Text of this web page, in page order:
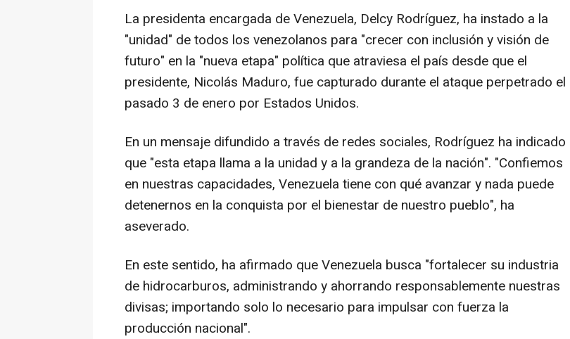
La presidenta encargada de Venezuela, Delcy Rodríguez, ha instado a la
"unidad" de todos los venezolanos para "crecer con inclusión y visión de
futuro" en la "nueva etapa" política que atraviesa el país desde que el
presidente, Nicolás Maduro, fue capturado durante el ataque perpetrado el
pasado 3 de enero por Estados Unidos.
En un mensaje difundido a través de redes sociales, Rodríguez ha indicado
que "esta etapa llama a la unidad y a la grandeza de la nación". "Confiemos
en nuestras capacidades, Venezuela tiene con qué avanzar y nada puede
detenernos en la conquista por el bienestar de nuestro pueblo", ha
aseverado.
En este sentido, ha afirmado que Venezuela busca "fortalecer su industria
de hidrocarburos, administrando y ahorrando responsablemente nuestras
divisas; importando solo lo necesario para impulsar con fuerza la
producción nacional".